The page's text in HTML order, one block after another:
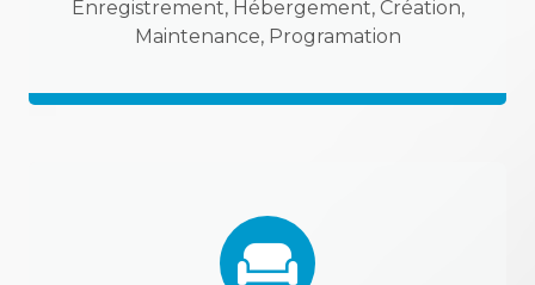
Enregistrement, Hébergement, Création,
Maintenance, Programation